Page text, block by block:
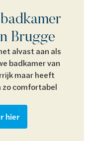
Brugge
alvast aan als
badkamer van
maar heeft
zo comfortabel
hier